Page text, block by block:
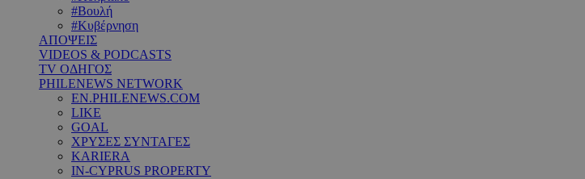
#Βουλή
#Κυβέρνηση
ΑΠΟΨΕΙΣ
VIDEOS & PODCASTS
TV ΟΔΗΓΟΣ
PHILENEWS NETWORK
EN.PHILENEWS.COM
LIKE
GOAL
ΧΡΥΣΕΣ ΣΥΝΤΑΓΕΣ
KARIERA
IN-CYPRUS PROPERTY